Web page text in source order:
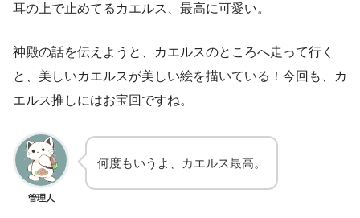
耳の上で止めてるカエルス、最高に可愛い。
神殿の話を伝えようと、カエルスのところへ走って行く
と、美しいカエルスが美しい絵を描いている！今回も、カ
エルス推しにはお宝回ですね。
管理人
何度もいうよ、カエルス最高。